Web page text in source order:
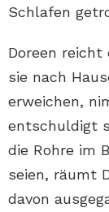
Schlafen
Doreen
sie nach
erweichen,
entschuldigt
die Rohre im
seien, räumt
davon